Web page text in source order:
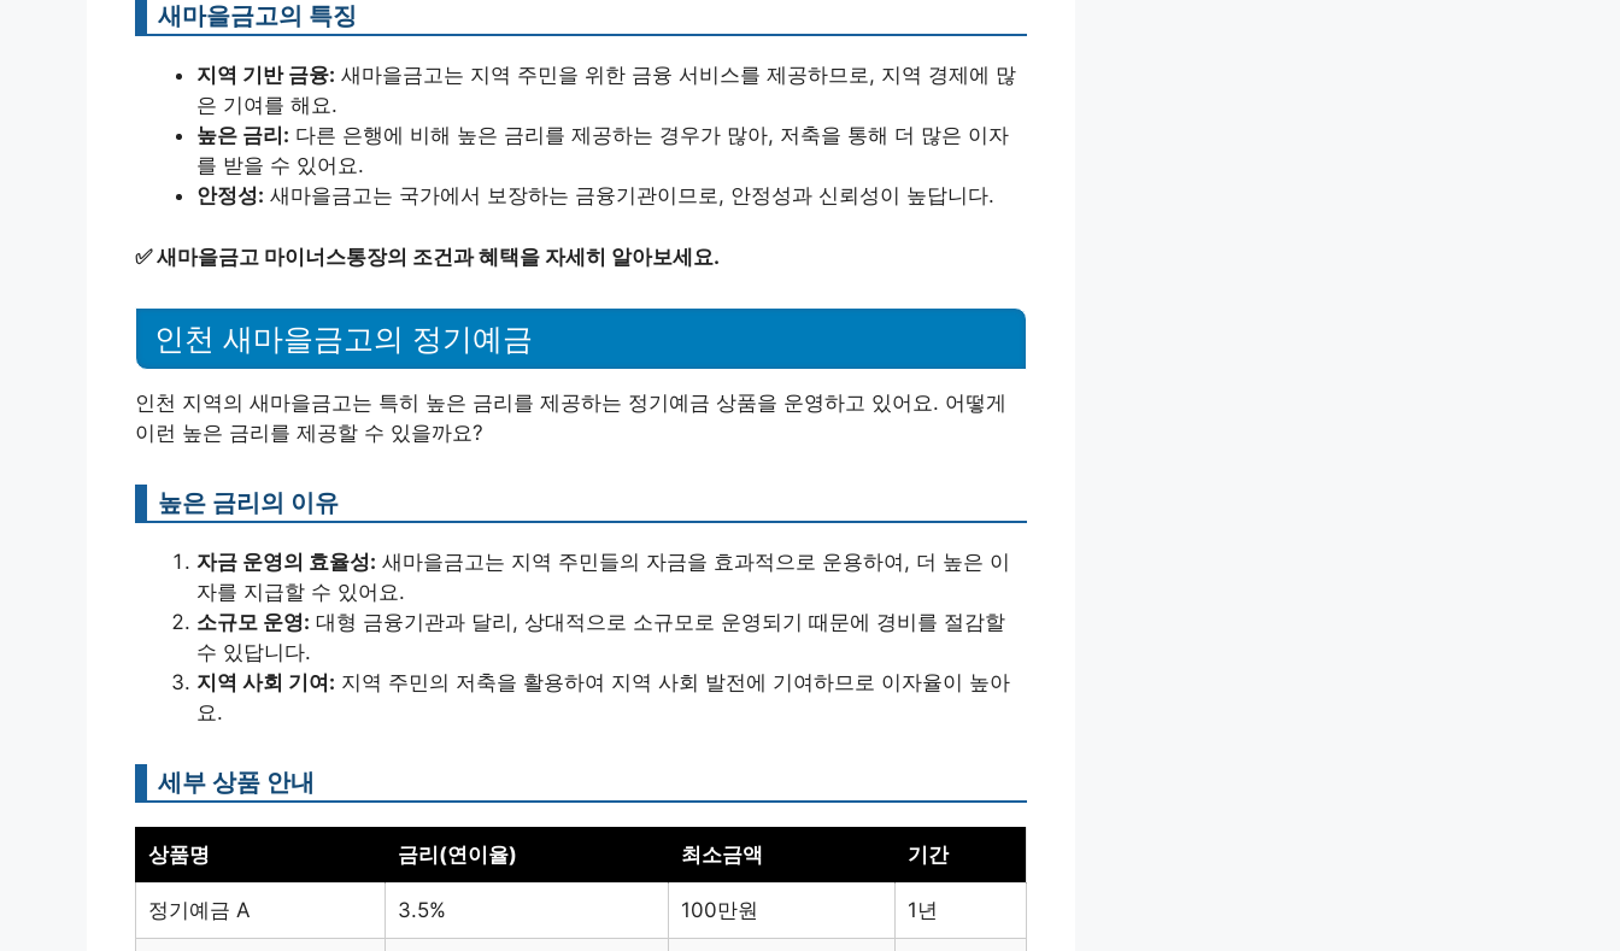
새마을금고의 특징
지역 기반 금융: 새마을금고는 지역 주민을 위한 금융 서비스를 제공하므로, 지역 경제에 많
은 기여를 해요.
높은 금리: 다른 은행에 비해 높은 금리를 제공하는 경우가 많아, 저축을 통해 더 많은 이자
를 받을 수 있어요.
안정성: 새마을금고는 국가에서 보장하는 금융기관이므로, 안정성과 신뢰성이 높답니다.
✅새마을금고 마이너스통장의 조건과 혜택을 자세히 알아보세요.
인천 새마을금고의 정기예금
인천 지역의 새마을금고는 특히 높은 금리를 제공하는 정기예금 상품을 운영하고 있어요. 어떻게
이런 높은 금리를 제공할 수 있을까요?
높은 금리의 이유
자금 운영의 효율성: 새마을금고는 지역 주민들의 자금을 효과적으로 운용하여, 더 높은 이
자를 지급할 수 있어요.
소규모 운영: 대형 금융기관과 달리, 상대적으로 소규모로 운영되기 때문에 경비를 절감할
수 있답니다.
지역 사회 기여: 지역 주민의 저축을 활용하여 지역 사회 발전에 기여하므로 이자율이 높아
요.
세부 상품 안내
상품명 금리(연이율) 최소금액 기간
정기예금 A 3.5% 100만원 1년